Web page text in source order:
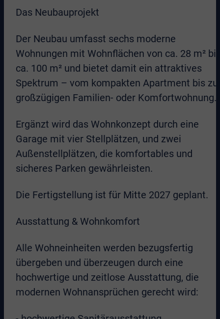
Das Neubauprojekt
Der Neubau umfasst sechs moderne
Wohnungen mit Wohnflächen von ca. 28 m²
ca. 100 m² und bietet damit ein attraktives
Spektrum – vom kompakten Apartment bis
großzügigen Familien- oder Komfortwohnung.
Ergänzt wird das Wohnkonzept durch eine
Garage mit vier Stellplätzen, und zwei
Außenstellplätzen, die komfortables und
sicheres Parken gewährleisten.
Die Fertigstellung ist für Mitte 2027 geplant.
Ausstattung & Wohnkomfort
Alle Wohneinheiten werden bezugsfertig
übergeben und überzeugen durch eine
hochwertige und zeitlose Ausstattung, die
modernen Wohnansprüchen gerecht wird: